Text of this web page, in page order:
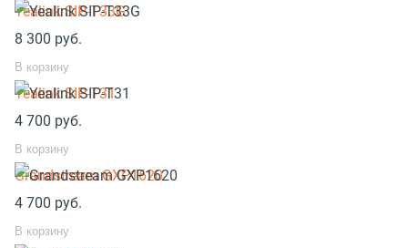
Yealink SIP-T33G
8 300 руб.
В корзину
Yealink SIP-T31
4 700 руб.
В корзину
Grandstream GXP1620
4 700 руб.
В корзину